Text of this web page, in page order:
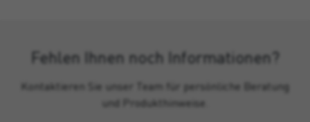
Fehlen Ihnen noch Informationen?
Kontaktieren Sie unser Team für persönliche Beratung
und Produkthinweise.